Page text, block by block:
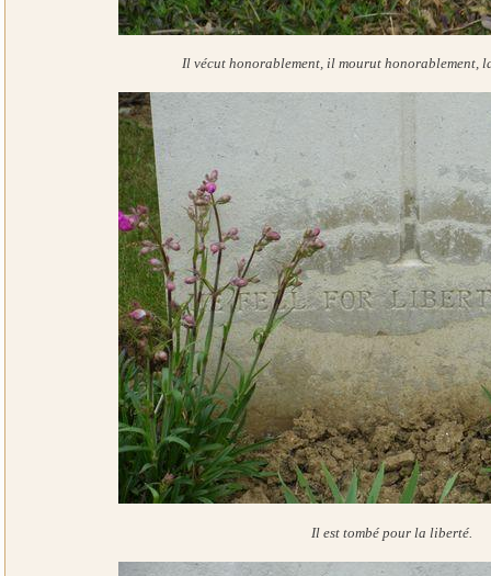
Il vécut honorablement, il mourut honorablement,
Il est tombé pour la liberté.